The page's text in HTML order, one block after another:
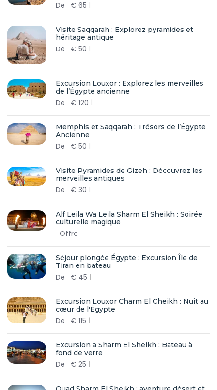
De € 65
Visite Saqqarah : Explorez pyramides et
héritage antique
De € 50
Excursion Louxor : Explorez les merveilles
de l’Égypte ancienne
De € 120
Memphis et Saqqarah : Trésors de l’Égypte
Ancienne
De € 50
Visite Pyramides de Gizeh : Découvrez les
merveilles antiques
De € 30
Alf Leila Wa Leila Sharm El Sheikh : Soirée
culturelle magique
Offre
Séjour plongée Égypte : Excursion Île de
Tiran en bateau
De € 45
Excursion Louxor Charm El Cheikh : Nuit au
cœur de l'Égypte
De € 115
Excursion a Sharm El Sheikh : Bateau à
fond de verre
De € 25